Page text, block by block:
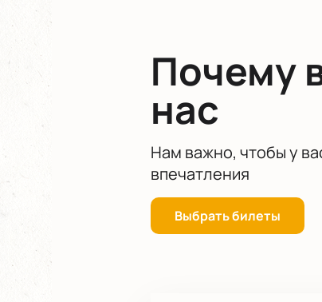
Почему
нас
Нам важно, чтобы у
впечатления
Выбрать билеты